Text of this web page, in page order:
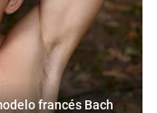
francés Bach